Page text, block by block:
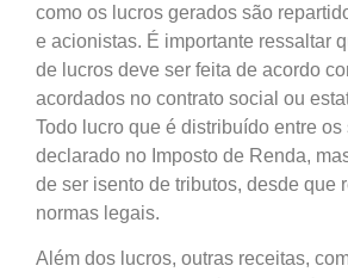
como os lucros gerados são
e acionistas. É importante ressaltar
de lucros deve ser feita de acordo
acordados no contrato social ou
Todo lucro que é distribuído entre
declarado no Imposto de Renda,
de ser isento de tributos, desde que
normas legais.
Além dos lucros, outras receitas,